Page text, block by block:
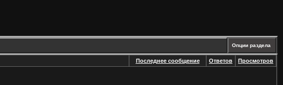
Опции раздела
Последнее сообщение Ответов Просмотров